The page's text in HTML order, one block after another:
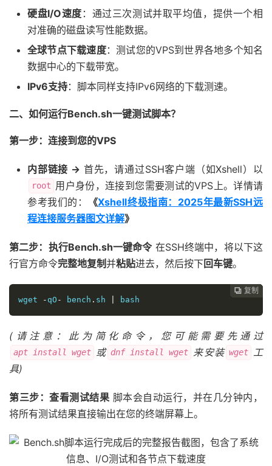
硬盘I/O速度 ：通过三次测试并取平均值，提供一个相
对准确的磁盘读写性能数据。
全球节点下载速度：测试您的VPS到世界各地多个知名
数据中心的下载带宽。
IPv6支持：脚本同样支持IPv6网络的下载测速。
二、如何运行Bench.sh一键测试脚本？
第一步：连接到您的VPS
内部链接 -> 首先，请通过SSH客户端（如Xshell）以
root 用户身份，连接到您需要测试的VPS上。详情请
参考我们的：
《Xshell终极指南：2025年最新SSH远
程连接服务器图文详解》
第二步：执行Bench.sh一键命令在SSH终端中，将以下这
行官方命令完整地复制并粘贴进去，然后按下回车键。
 复制
 复制
 复制
wget
- qO - bench . sh bash
(请注意：此为简化命令，您可能需要先通过
apt install wget 或 dnf install wget 来安装 wget 工
具)
第三步：查看测试结果 脚本会自动运行，并在几分钟内，
将所有测试结果直接输出在您的终端屏幕上。